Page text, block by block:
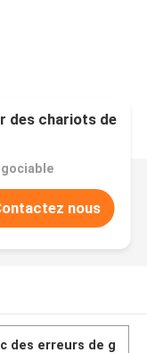
des chariots de
nous
des erreurs de g